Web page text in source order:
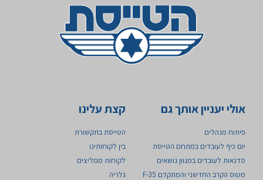
אולי יעניין אותך גם
פיתוח מנהלים
יום כיף לעובדים במתחם הטייסת
סדנאות לעובדים במגוון נושאים
מטוס הקרב החדשני והמתקדם 35-F ​
קצת עלינו
הטייסת בתקשורת
בין לקוחותינו
לקוחות ממליצים
גלריה